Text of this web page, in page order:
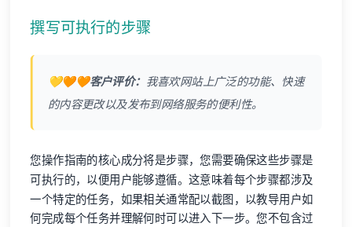
撰写可执行的步骤
💛🧡🧡客户评价： 我喜欢网站上广泛的功能、快速
的内容更改以及发布到网络服务的便利性。
您操作指南的核心成分将是步骤，您需要确保这些步骤是
可执行的，以便用户能够遵循。这意味着每个步骤都涉及
一个特定的任务，如果相关通常配以截图，以教导用户如
何完成每个任务并理解何时可以进入下一步。您不包含过